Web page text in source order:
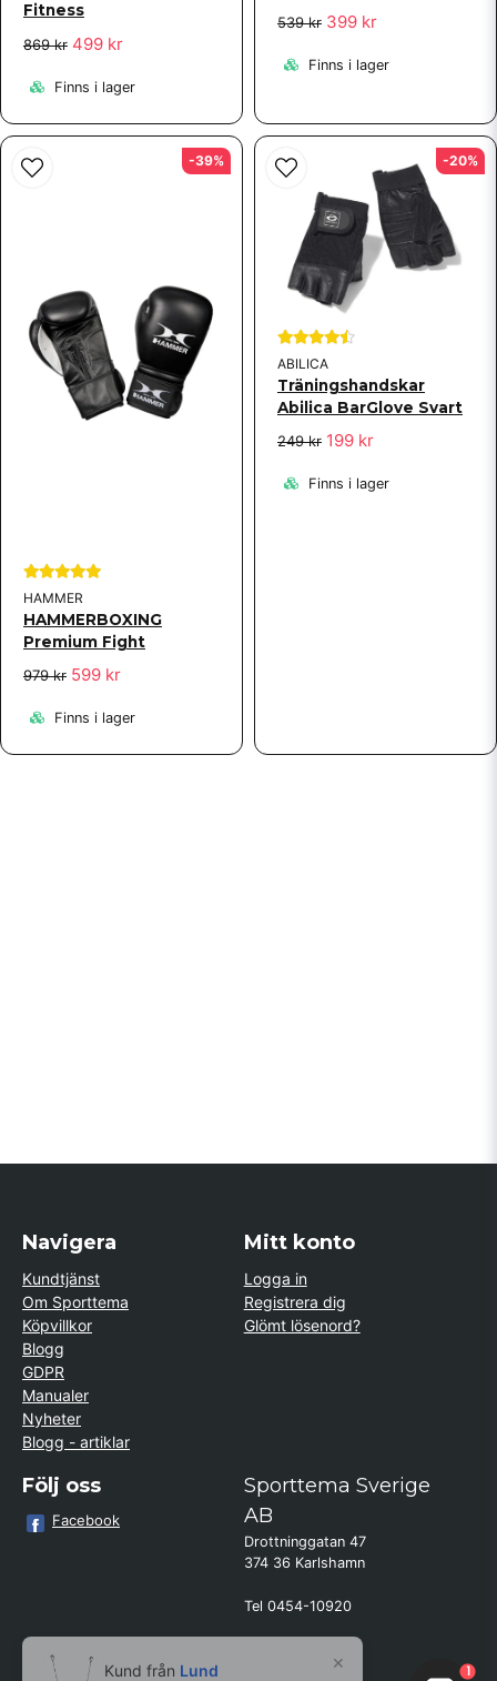
Fitness
869 kr 499 kr
Finns i lager
539 kr 399 kr
Finns i lager
HAMMER
HAMMERBOXING
Premium Fight
979 kr 599 kr
Finns i lager
-39%
ABILICA
Träningshandskar
Abilica BarGlove Svart
249 kr 199 kr
Finns i lager
-20%
Navigera
Kundtjänst
Om Sporttema
Köpvillkor
Blogg
GDPR
Manualer
Nyheter
Blogg - artiklar
Mitt konto
Logga in
Registrera dig
Glömt lösenord?
Följ oss
Facebook
Sporttema Sverige
AB
Drottninggatan 47
374 36 Karlshamn
Tel 0454-10920
Kund från
1